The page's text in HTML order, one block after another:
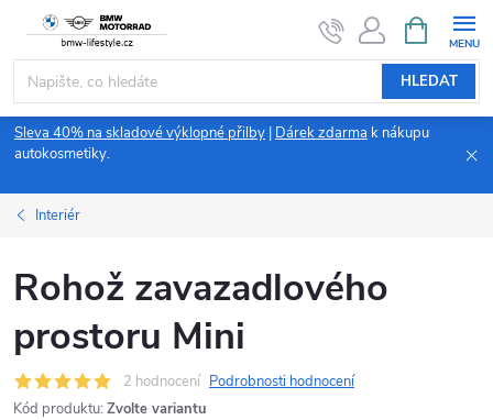
obsah
HLEDAT
NÁKUPNÍ
KOŠÍK
Sleva 40% na skladové výklopné přilby Dárek zdarma k nákupu
autokosmetiky.
Interiér
Rohož zavazadlového
prostoru Mini
2 hodnocení Podrobnosti hodnocení
Kód produktu: Zvolte variantu